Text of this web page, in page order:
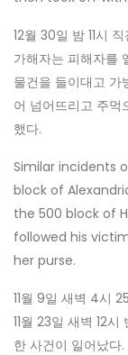
12월 30일 밤 11시
가해자는 피해자를
물건을 들이대고
어 넘어뜨리고 주먹
했다.
Similar incidents
block of
the 500 block of
followed his
her purse.
11월 9일 새벽 4시
11월 23일 새벽 12
한 사건이 일어났